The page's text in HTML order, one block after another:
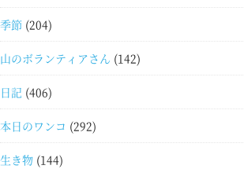
季節 (204)
山のボランティアさん (142)
日記 (406)
本日のワンコ (292)
生き物 (144)